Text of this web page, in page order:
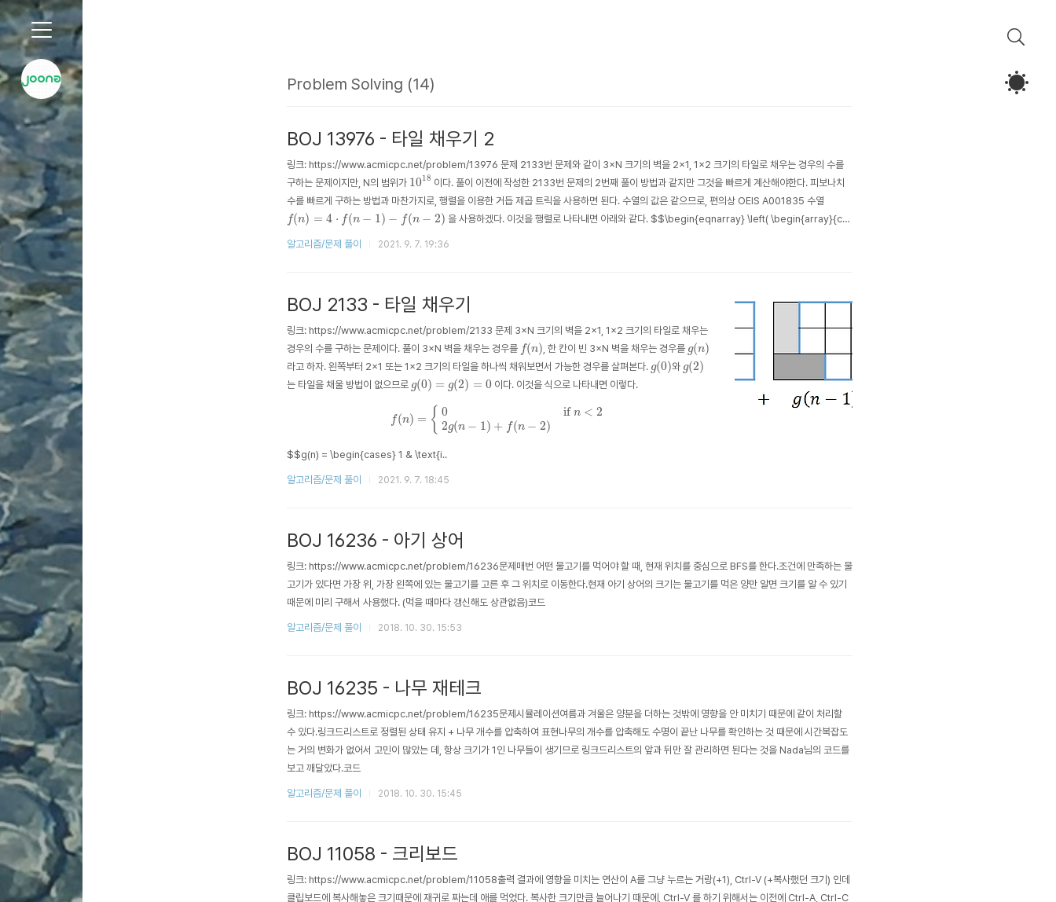
'Problem Solving' 태그의 글 목록 Problem Solving (14)
BOJ 13976 - 타일 채우기 2
링크: https://www.acmicpc.net/problem/13976 문제 2133번 문제와 같이 3×N 크기의 벽을 2×1, 1×2 크기의 타일로 채우는 경우의 수를
구하는 문제이지만, N의 범위가 1018
1018
이다. 풀이 이전에 작성한 2133번 문제의 2번째 풀이 방법과 같지만 그것을 빠르게 계산해야한다. 피보나치
수를 빠르게 구하는 방법과 마찬가지로, 행렬을 이용한 거듭 제곱 트릭을 사용하면 된다. 수열의 값은 같으므로, 편의상 OEIS A001835 수열
f(n) = 4 ⋅ f(n − 1) − f(n − 2)
f(n )= f −1 (n−
을 사용하겠다. 이것을 행렬로 나타내면 아래와 같다. $$\begin{eqnarray} \left( \begin{array}{cc
c} f_{n} \\ f_{n-1}..
알고리즘/문제 풀이 2021. 9. 7. 19:36
BOJ 2133 - 타일 채우기
링크: https://www.acmicpc.net/problem/2133 문제 3×N 크기의 벽을 2×1, 1×2 크기의 타일로 채우는
경우의 수를 구하는 문제이다. 풀이 3×N 벽을 채우는 경우를 f(n)
f(n ) , 한 칸이 빈 3×N 벽을 채우는 경우를 g(n)
g( n)
라고 하자. 왼쪽부터 2×1 또는 1×2 크기의 타일을 하나씩 채워보면서 가능한 경우를 살펴본다. g(0)
(0)와 g(2)
g(2)
는 타일을 채울 방법이 없으므로 g(0) = g(2) = 0
(0) 2)= 이다. 이것을 식으로 나타내면 이렇다.
f(n) = { 0 if n < 2
2g(n − 1) + f(n − 2)
n) = −2
$$g(n) = \begin{cases} 1 & \text{i..
알고리즘/문제 풀이 2021. 9. 7. 18:45
BOJ 16236 - 아기 상어
링크: https://www.acmicpc.net/problem/16236문제매번 어떤 물고기를 먹어야 할 때, 현재 위치를 중심으로 BFS를 한다.조건에 만족하는 물
고기가 있다면 가장 위, 가장 왼쪽에 있는 물고기를 고른 후 그 위치로 이동한다.현재 아기 상어의 크기는 물고기를 먹은 양만 알면 크기를 알 수 있기
때문에 미리 구해서 사용했다. (먹을 때마다 갱신해도 상관없음)코드
알고리즘/문제 풀이 2018. 10. 30. 15:53
BOJ 16235 - 나무 재테크
링크: https://www.acmicpc.net/problem/16235문제시뮬레이션여름과 겨울은 양분을 더하는 것밖에 영향을 안 미치기 때문에 같이 처리할
수 있다.링크드리스트로 정렬된 상태 유지 + 나무 개수를 압축하여 표현나무의 개수를 압축해도 수명이 끝난 나무를 확인하는 것 때문에 시간복잡도
는 거의 변화가 없어서 고민이 많았는 데, 항상 크기가 1인 나무들이 생기므로 링크드리스트의 앞과 뒤만 잘 관리하면 된다는 것을 Nada님의 코드를
보고 깨달았다.코드
알고리즘/문제 풀이 2018. 10. 30. 15:45
BOJ 11058 - 크리보드
링크: https://www.acmicpc.net/problem/11058출력 결과에 영향을 미치는 연산이 A를 그냥 누르는 거랑(+1), Ctrl-V (+복사했던 크기) 인데
클립보드에 복사해놓은 크기때문에 재귀로 짜는데 애를 먹었다. 복사한 크기만큼 늘어나기 때문에, Ctrl-V 를 하기 위해서는 이전에 Ctrl-A, Ctrl-C